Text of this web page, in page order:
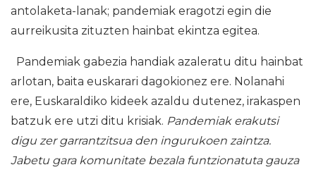
antolaketa-lanak; pandemiak eragotzi egin die
aurreikusita zituzten hainbat ekintza egitea.
Pandemiak gabezia handiak azaleratu ditu hainbat
arlotan, baita euskarari dagokionez ere. Nolanahi
ere, Euskaraldiko kideek azaldu dutenez, irakaspen
batzuk ere utzi ditu krisiak. Pandemiak erakutsi
digu zer garrantzitsua den ingurukoen zaintza.
Jabetu gara komunitate bezala funtzionatuta gauza